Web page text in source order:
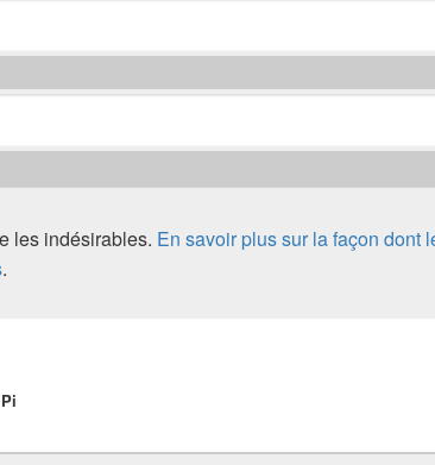
les indésirables. En savoir plus sur la façon dont
.